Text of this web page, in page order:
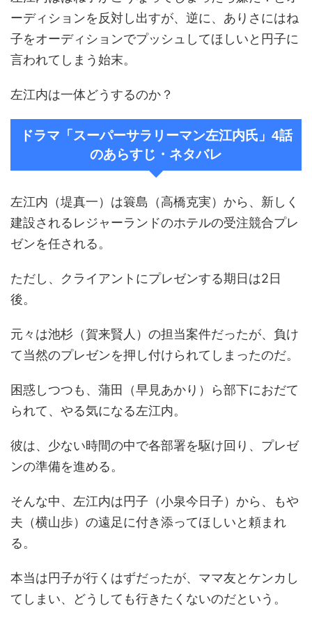
ーディションを反対し出すが、逆に、ありさにはね
子をオーディションでプッシュしてほしいと円子に
言われてしまう始末。
左江内は一体どうするのか？
ドラマ「スーパーサラリーマン左江内氏」4話
のあらすじ・ネタバレ
左江内（堤真一）は簑島（高橋克実）から、新しく
建設されるレジャーランドのホテルの受注競合プレ
ゼンを任される。
ただし、クライアントにプレゼンする期日は2日
後。
元々は池杉（賀来賢人）の担当案件だったが、負け
て当然のプレゼンを押し付けられてしまったのだ。
困惑しつつも、蒲田（早見あかり）ら部下におだて
られて、やる気になる左江内。
彼は、少ない時間の中で各部署を駆け回り、プレゼ
ンの準備を進める。
そんな中、左江内は円子（小泉今日子）から、もや
夫（横山歩）の遠足に付き添ってほしいと頼まれ
る。
本当は円子が行くはずだったが、ママ友とケンカし
てしまい、どうしても行きたくないのだという。